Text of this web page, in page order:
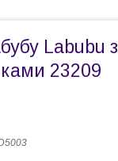
Labubu з
23209